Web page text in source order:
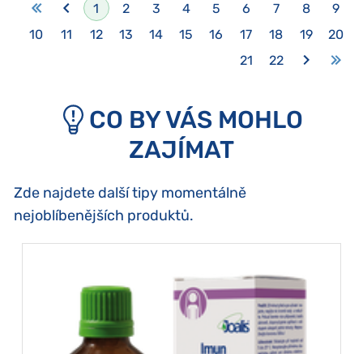
1 2 3 4 5 6 7 8
9
10
11 12 13 14 15 16 17 18 19
20
21
22
CO BY VÁS MOHLO
ZAJÍMAT
Zde najdete další tipy momentálně
nejoblíbenějších produktů.